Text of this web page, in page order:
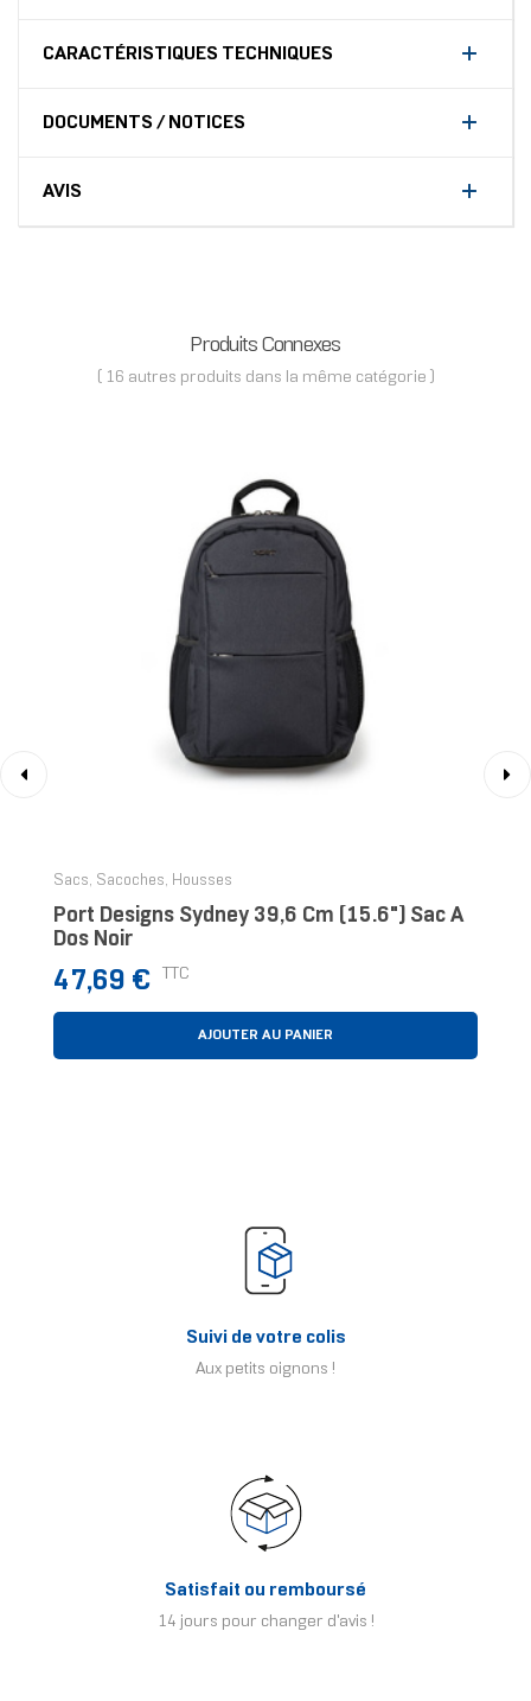
CARACTÉRISTIQUES TECHNIQUES
DOCUMENTS / NOTICES
AVIS
Produits Connexes
( 16 autres produits dans la même catégorie )
Sacs, Sacoches, Housses
Port Designs Sydney 39,6 Cm (15.6") Sac À
Dos Noir
Prix
47,69 € TTC
AJOUTER AU PANIER
Suivi de votre colis
Aux petits oignons !
Satisfait ou remboursé
14 jours pour changer d'avis !